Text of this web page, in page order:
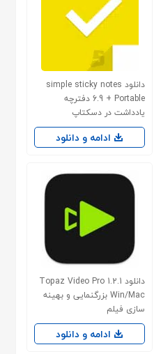
دانلود simple sticky notes
6.9 + Portable دفترچه
یادداشت در دسکتاپ
ادامه و دانلود
دانلود Topaz Video Pro 1.2.1
Win/Mac بزرگنمایی و بهینه
سازی فیلم
ادامه و دانلود